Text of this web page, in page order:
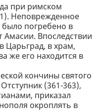
при римском
Неповрежденное
было погребено в
Амасии. Впоследствии
Царьград, в храм,
же его находится в
кончины святого
(361-363),
приказал
окроплять в